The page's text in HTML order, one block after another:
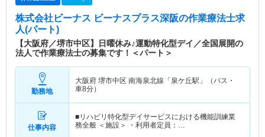
株式会社ビーナス ビーナスプラス深阪の作業療法士求
人(パート)
【大阪府／堺市中区】日曜休み♪運動特化型デイ／全国展開の
法人で作業療法士の募集です！＜パート＞
勤務地
大阪府 堺市中区 南海泉北線「泉ケ丘駅」（バス・
車8分）
仕事内容
■リハビリ特化型デイサービスにおける機能訓練業
務全般 ＜施設＞ ・利用者定員：…